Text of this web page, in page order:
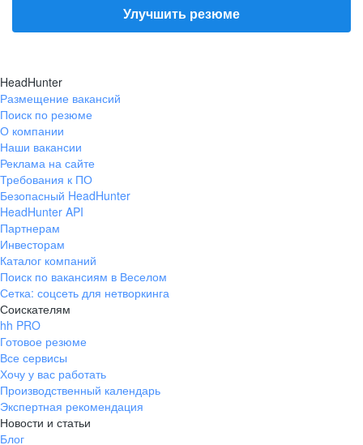
Улучшить резюме
HeadHunter
Размещение вакансий
Поиск по резюме
О компании
Наши вакансии
Реклама на сайте
Требования к ПО
Безопасный HeadHunter
HeadHunter API
Партнерам
Инвесторам
Каталог компаний
Поиск по вакансиям в Веселом
Сетка: соцсеть для нетворкинга
Соискателям
hh PRO
Готовое резюме
Все сервисы
Хочу у вас работать
Производственный календарь
Экспертная рекомендация
Новости и статьи
Блог